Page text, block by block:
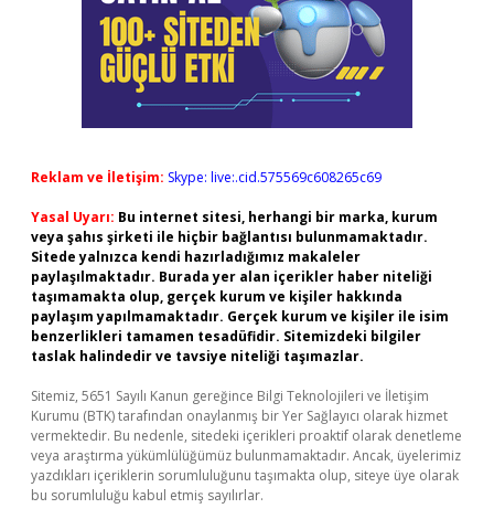
Reklam ve İletişim: Skype: live:.cid.575569c608265c69
Yasal Uyarı: Bu internet sitesi, herhangi bir marka, kurum
veya şahıs şirketi ile hiçbir bağlantısı bulunmamaktadır.
Sitede yalnızca kendi hazırladığımız makaleler
paylaşılmaktadır. Burada yer alan içerikler haber niteliği
taşımamakta olup, gerçek kurum ve kişiler hakkında
paylaşım yapılmamaktadır. Gerçek kurum ve kişiler ile isim
benzerlikleri tamamen tesadüfidir. Sitemizdeki bilgiler
taslak halindedir ve tavsiye niteliği taşımazlar.
Sitemiz, 5651 Sayılı Kanun gereğince Bilgi Teknolojileri ve İletişim
Kurumu (BTK) tarafından onaylanmış bir Yer Sağlayıcı olarak hizmet
vermektedir. Bu nedenle, sitedeki içerikleri proaktif olarak denetleme
veya araştırma yükümlülüğümüz bulunmamaktadır. Ancak, üyelerimiz
yazdıkları içeriklerin sorumluluğunu taşımakta olup, siteye üye olarak
bu sorumluluğu kabul etmiş sayılırlar.